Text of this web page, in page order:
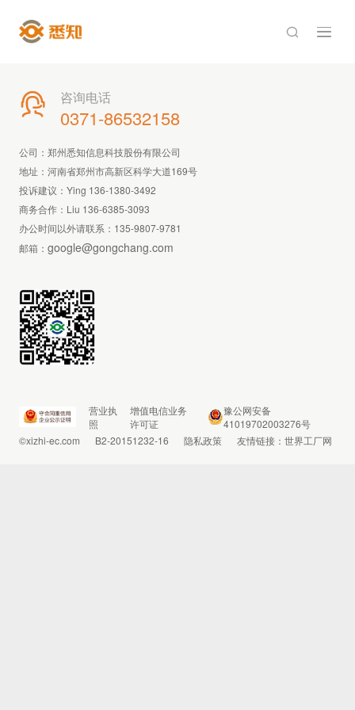

 咨询电话
0371-86532158
公司：郑州悉知信息科技股份有限公司
地址：河南省郑州市高新区科学大道169号
投诉建议：Ying 136-1380-3492
商务合作：Liu 136-6385-3093
办公时间以外请联系： 135-9807-9781
邮箱： google@gongchang.com
营业执
照
增值电信业务
许可证
豫公网安备
41019702003276号
©xizhi-ec.com
B2-20151232-16 隐私政策 友情链接： 世界工厂网